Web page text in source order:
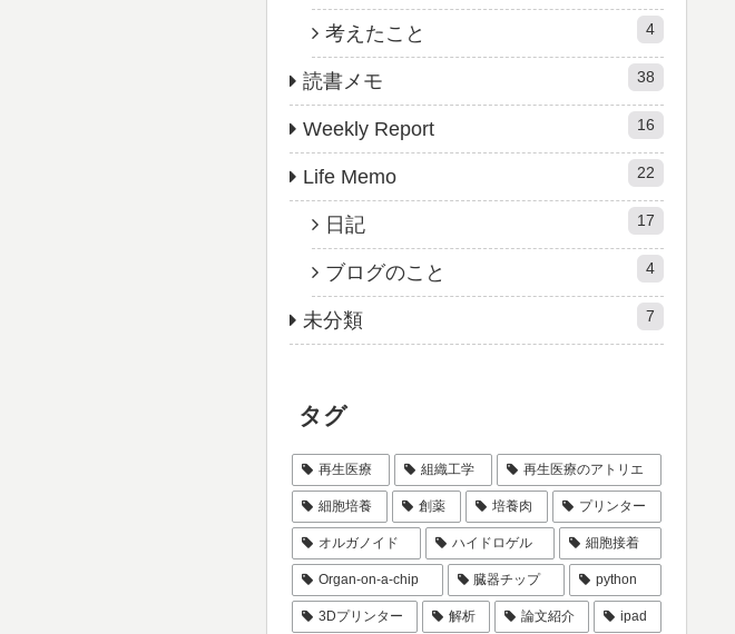
考えたこと 4
読書メモ 38
Weekly Report 16
Life Memo 22
日記 17
ブログのこと 4
未分類 7
タグ
再生医療 組織工学 再生医療のアトリエ
細胞培養 創薬 培養肉 プリンター
オルガノイド ハイドロゲル 細胞接着
Organ-on-a-chip 臓器チップ python
3Dプリンター 解析 論文紹介 ipad